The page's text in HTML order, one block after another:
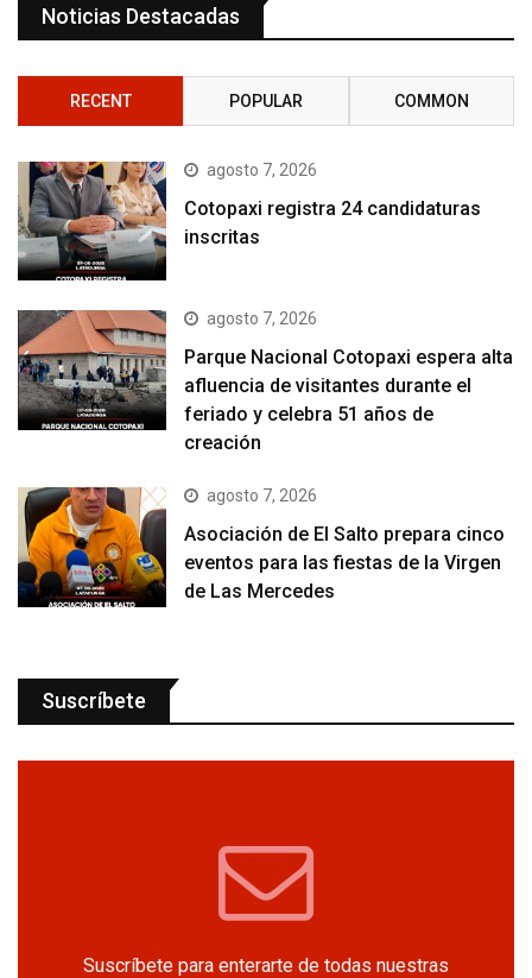
Noticias Destacadas
RECENT POPULAR COMMON
agosto 7, 2026
Cotopaxi registra 24 candidaturas
inscritas
agosto 7, 2026
Parque Nacional Cotopaxi espera alta
afluencia de visitantes durante el
feriado y celebra 51 años de
creación
agosto 7, 2026
Asociación de El Salto prepara cinco
eventos para las fiestas de la Virgen
de Las Mercedes
Suscríbete
Suscríbete para enterarte de todas nuestras